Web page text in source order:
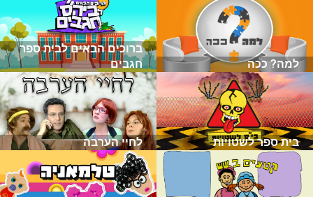
למה? ככה
ברוכים הבאים לבית ספר
חגבים
בית ספר לשטויות לחיי הערבה